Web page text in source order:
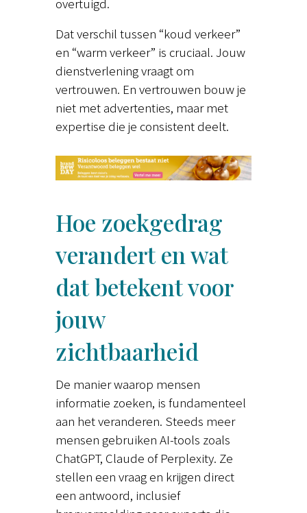
Dat verschil tussen “koud verkeer”
en “warm verkeer” is cruciaal. Jouw
dienstverlening vraagt om
vertrouwen. En vertrouwen bouw je
niet met advertenties, maar met
expertise die je consistent deelt.
Hoe zoekgedrag
verandert en wat
dat betekent voor
jouw
zichtbaarheid
De manier waarop mensen
informatie zoeken, is fundamenteel
aan het veranderen. Steeds meer
mensen gebruiken AI-tools zoals
ChatGPT, Claude of Perplexity. Ze
stellen een vraag en krijgen direct
een antwoord, inclusief